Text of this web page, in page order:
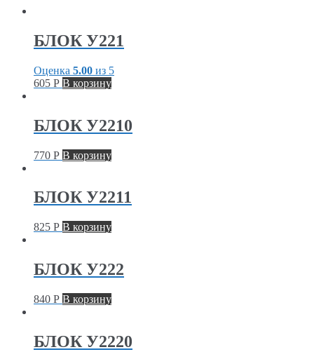
БЛОК У221
Оценка 5.00 из 5
605 Р В корзину
БЛОК У2210
770 Р В корзину
БЛОК У2211
825 Р В корзину
БЛОК У222
840 Р В корзину
БЛОК У2220